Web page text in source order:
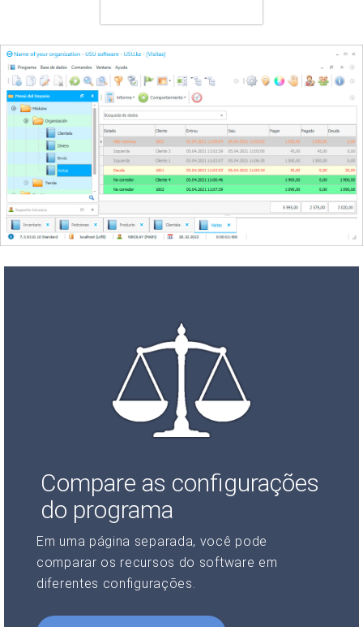
Compare as configurações
do programa
Em uma página separada, você pode
comparar os recursos do software em
diferentes configurações.